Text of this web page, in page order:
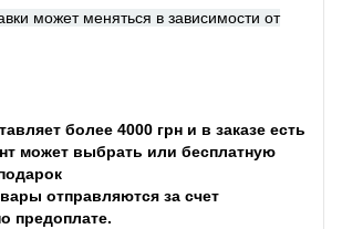
может меняться в зависимости от
более 4000 грн и в заказе есть
может выбрать или бесплатную
отправляются за счет
предоплате.